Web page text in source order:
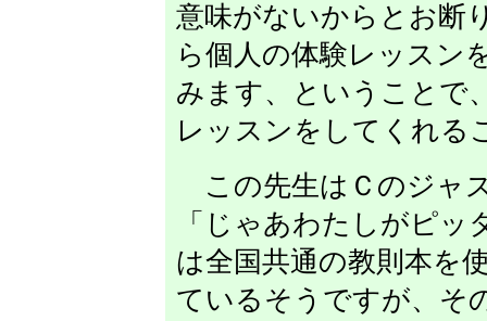
意味がないからとお断
ら個人の体験レッスン
みます、ということで
レッスンをしてくれる
この先生はＣのジャ
「じゃあわたしがピ
は全国共通の教則本を
ているそうですが、そ